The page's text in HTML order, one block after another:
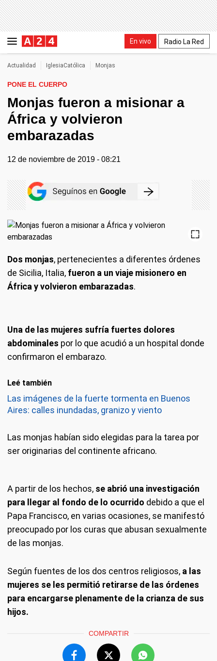
En vivo Radio La Red
Actualidad IglesiaCatólica Monjas
PONE EL CUERPO
Monjas fueron a misionar a
África y volvieron
embarazadas
12 de noviembre de 2019 - 08:21
Dos monjas, pertenecientes a diferentes órdenes
de Sicilia, Italia, fueron a un viaje misionero en
África y volvieron embarazadas.
Una de las mujeres sufría fuertes dolores
abdominales por lo que acudió a un hospital donde
confirmaron el embarazo.
Leé también
Las imágenes de la fuerte tormenta en Buenos
Aires: calles inundadas, granizo y viento
Las monjas habían sido elegidas para la tarea por
ser originarias del continente africano.
A partir de los hechos, se abrió una investigación
para llegar al fondo de lo ocurrido debido a que el
Papa Francisco, en varias ocasiones, se manifestó
preocupado por los curas que abusan sexualmente
de las monjas.
Según fuentes de los dos centros religiosos, a las
mujeres se les permitió retirarse de las órdenes
para encargarse plenamente de la crianza de sus
hijos.
COMPARTIR